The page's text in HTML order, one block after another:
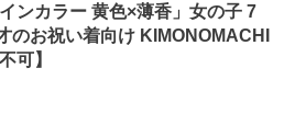
ンカラー 黄色×薄香」女の子 7
のお祝い着向け KIMONOMACHI
可】